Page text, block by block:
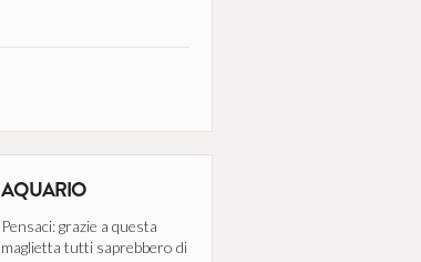
AQUARIO
Pensaci: grazie a questa
maglietta tutti saprebbero di